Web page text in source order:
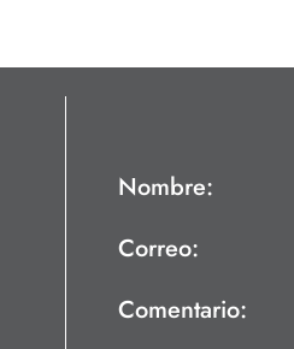
Nombre:
Correo:
Comentario: